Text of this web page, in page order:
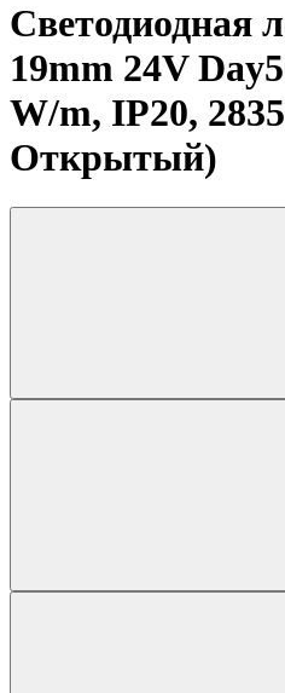
Светодиодная
19mm 24V
W/m, IP20,
Открытый)